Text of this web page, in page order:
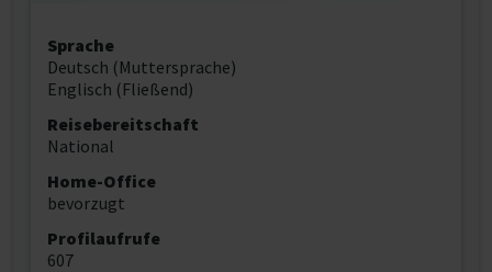
Sprache
Deutsch (Muttersprache)
Englisch (Fließend)
Reisebereitschaft
National
Home-Office
bevorzugt
Profilaufrufe
607